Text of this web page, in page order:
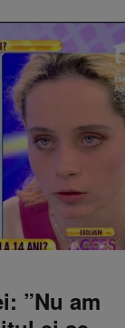
”Nu am